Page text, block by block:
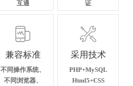
互通
证

兼容标准
不同操作系统、
不同浏览器、

采用技术
PHP+MySQL
Html5+CSS